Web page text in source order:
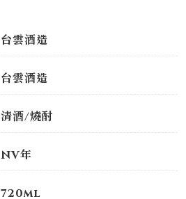
台雲酒造
台雲酒造
清酒/燒酎
NV年
720ml